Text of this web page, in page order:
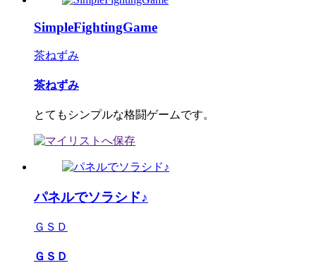
SimpleFightingGame
茶ねずみ
茶ねずみ
とてもシンプルな格闘ゲームです。
パネルでソラシド♪
ＧＳＤ
ＧＳＤ